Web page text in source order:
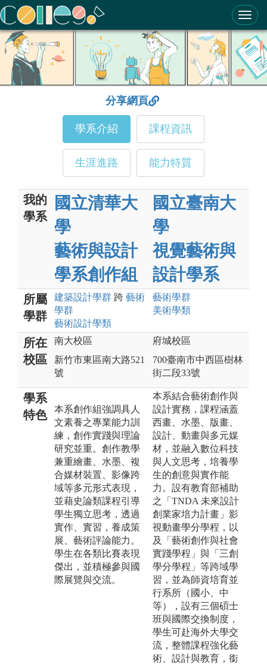
ColleGo! 大學選才與高中育才輔助系統
分享網頁
學系介紹 課程資訊
生涯進路 能力特質
我的
學系
國立清華大
學
藝術與設計
學系創作組
國立臺南大
學
視覺藝術與
設計學系
所屬
學群
建築設計學群 跨 藝術
學群
藝術設計學類
藝術學群
美術學類
所在
校區
南大校區
新竹市東區南大路521
號
府城校區
700臺南市中西區樹林
街二段33號
學系
特色
本系創作組強調具人
文素養之專業能力訓
練，創作實踐與理論
研究並重。創作教學
兼重繪畫、水墨、複
合媒材裝置、影像跨
域等多元形式表現，
並藉史論類課程引導
學生獨立思考，透過
實作、實習，養成策
展、藝術評論能力。
學生在各類比賽表現
傑出，並積極參與國
際展覽與交流。
本系結合藝術創作與
設計實務，課程涵蓋
西畫、水墨、版畫、
設計、動畫與多元媒
材，並融入數位科技
與人文思考，培養學
生的創意與實作能
力。設有教育部補助
之「TNDA 未來設計
創業家培力計畫」影
視動畫學分學程，以
及「藝術創作與社會
實踐學程」與「三創
學分學程」等跨域學
習，並為師資培育並
行系所（國小、中
等），設有三個碩士
班與國際交換制度，
學生可赴海外大學交
流，整體課程強化藝
術、設計與教育，銜